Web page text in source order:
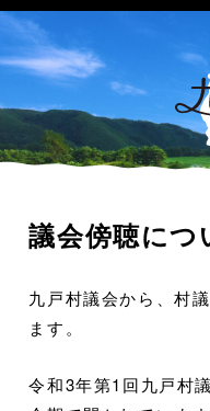
議会傍聴につ
九戸村議会から、村
ます。
令和3年第1回九戸村